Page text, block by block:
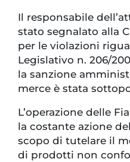
Il responsabile
stato segnalato alla
per le violazioni
Legislativo n. 206/
la sanzione
merce è stata
L’operazione delle
la costante azione
scopo di tutelare il
di prodotti non